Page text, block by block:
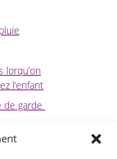
lorqu’on
l’enfant
de garde
un gage